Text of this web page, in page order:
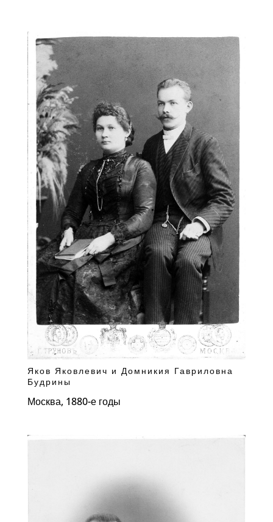
Яков Яковлевич и Домникия Гавриловна
Будрины
Москва, 1880-е годы